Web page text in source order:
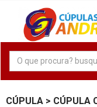
CÚPULA > CÚPULA